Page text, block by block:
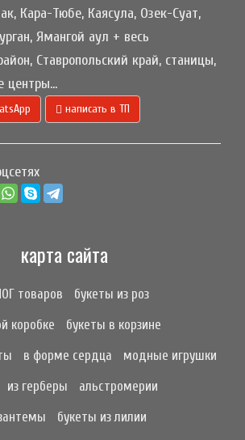
Кара-Тюбе, Каясула, Озек-Суат,
Ямангой аул + весь
Ставропольский край, станицы,
центры...
написать в ТП
карта сайта
товаров
букеты из роз
коробке
букеты в корзине
в форме сердца
модные игрушки
из герберы
альстромерии
букеты из лилии